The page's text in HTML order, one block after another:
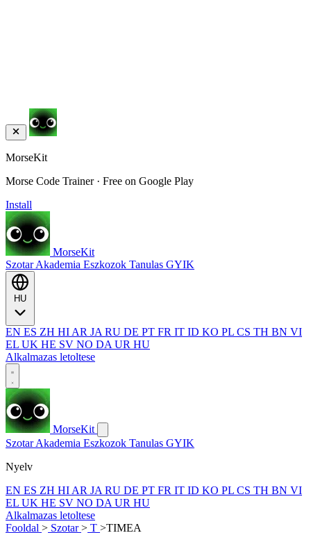
MorseKit
Morse Code Trainer · Free on Google Play
Install
MorseKit
SzotarAkademia Eszkozok Tanulas GYIK
EN ES ZH HI AR JA RU DE PT FR IT ID KO PL CS TH BN VI
EL UK HE SV NO DA UR HU
Alkalmazas letoltese
MorseKit
SzotarAkademia Eszkozok Tanulas GYIK
Nyelv
EN ES ZH HI AR JA RU DE PT FR IT ID KO PL CS TH BN VI
EL UK HE SV NO DA UR HU
Alkalmazas letoltese
Fooldal > Szotar> T >TIMEA